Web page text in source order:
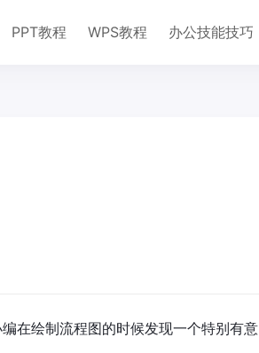
PPT教程 WPS教程 办公技能技巧
在绘制流程图的时候发现一个特别有意